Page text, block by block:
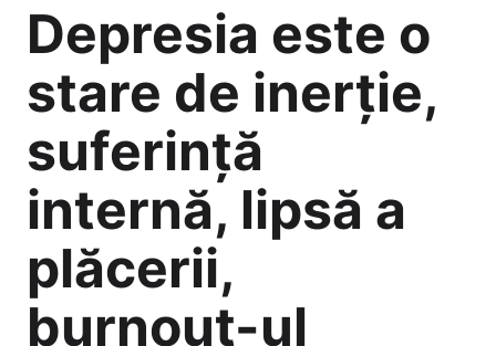
Depresia este o
stare de inerție,
suferință
internă, lipsă a
plăcerii,
burnout-ul